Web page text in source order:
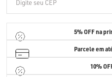
5% OFFna
Parcele em
10%